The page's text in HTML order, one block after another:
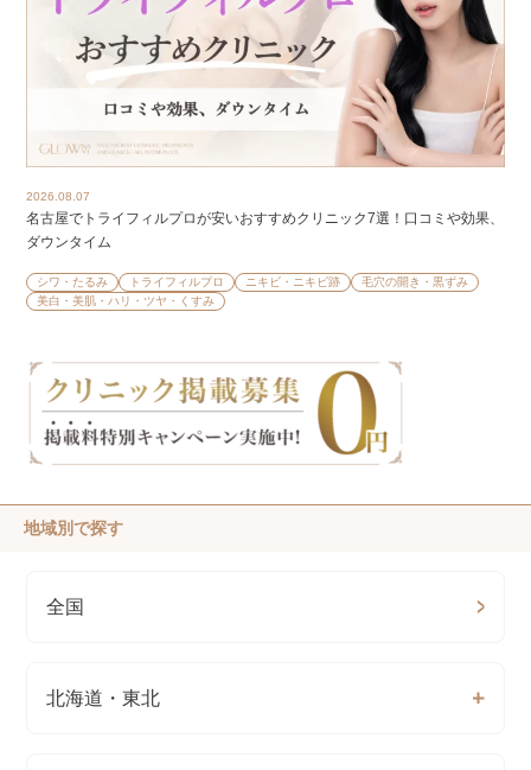
2026.08.07
名古屋でトライフィルプロが安いおすすめクリニック7選！口コミや効果、
ダウンタイム
シワ・たるみ トライフィルプロ ニキビ・ニキビ跡
毛穴の開き・黒ずみ
美白・美肌・ハリ・ツヤ・くすみ
地域別で探す
全国
北海道・東北